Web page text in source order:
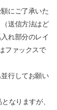
にご了承いた
送信方法はど
れ部分のレイ
ファックスで
行してお願い
なりますが、